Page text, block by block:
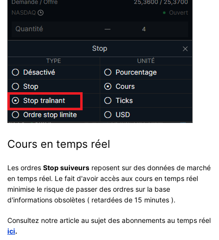
Cours en temps réel
Les ordres Stop suiveurs reposent sur des données de marché
en temps réel. Le fait d'avoir accès aux cours en temps réel
minimise le risque de passer des ordres sur la base
d'informations obsolètes ( retardées de 15 minutes ).
Consultez notre article au sujet des abonnements au temps réel
ici.